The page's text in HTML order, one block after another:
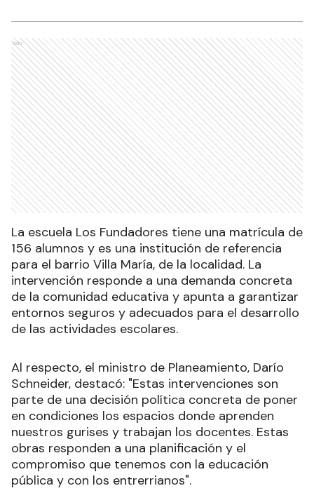
Ads
La escuela Los Fundadores tiene una matrícula de
156 alumnos y es una institución de referencia
para el barrio Villa María, de la localidad. La
intervención responde a una demanda concreta
de la comunidad educativa y apunta a garantizar
entornos seguros y adecuados para el desarrollo
de las actividades escolares.
Al respecto, el ministro de Planeamiento, Darío
Schneider, destacó: "Estas intervenciones son
parte de una decisión política concreta de poner
en condiciones los espacios donde aprenden
nuestros gurises y trabajan los docentes. Estas
obras responden a una planificación y el
compromiso que tenemos con la educación
pública y con los entrerrianos".